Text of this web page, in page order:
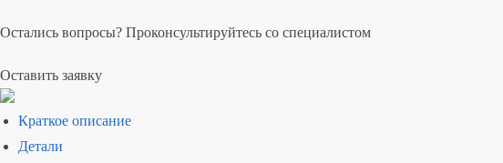
Остались вопросы? Проконсультируйтесь со специалистом
Оставить заявку
Краткое описание
Детали